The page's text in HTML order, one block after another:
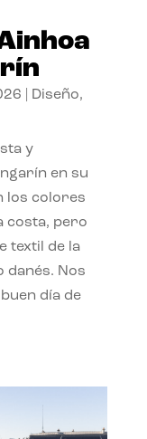
Diseño,
y
en su
los colores
costa, pero
textil de la
danés. Nos
día de